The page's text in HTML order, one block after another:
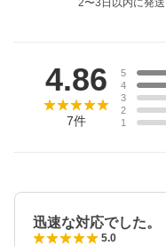
4.86
7件
5
4
3
2
1
迅速な対応でした。
5.0